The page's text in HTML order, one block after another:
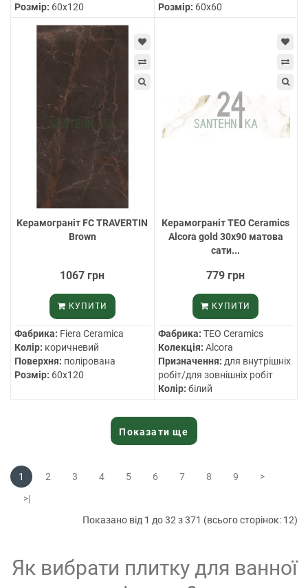
Розмір: 60х120
Розмір: 60х60
Керамограніт FC TRAVERTIN
Brown
1067 грн
КУПИТИ
Фабрика: Fiera Ceramica
Колір: коричневий
Поверхня: полірована
Розмір: 60х120
Керамограніт TEO Ceramics
Alcora gold 30х90 матова
сати...
779 грн
КУПИТИ
Фабрика: TEO Ceramics
Колекція: Alcora
Призначення: для внутрішніх
робіт/для зовнішніх робіт
Колір: білий
Показати ще
1 2 3 4 5 6 7 8 9
>
>|
Показано від 1 до 32 з 371 (всього сторінок: 12)
Як вибрати плитку для ванної